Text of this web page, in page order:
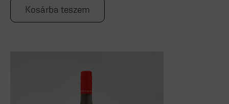
Kosárba teszem